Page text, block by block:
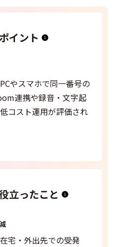
イント
やスマホで同一番号の
連携や録音・文字起
コスト運用が評価され
立ったこと
宅・外出先での受発